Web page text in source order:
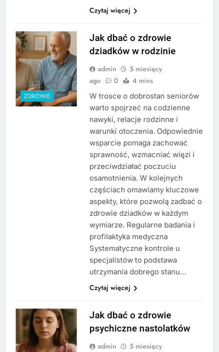
Czytaj więcej
ZDROWIE
Jak dbać o zdrowie
dziadków w rodzinie
admin
5 miesięcy
ago
0 4 mins
W trosce o dobrostan seniorów
warto spojrzeć na codzienne
nawyki, relacje rodzinne i
warunki otoczenia. Odpowiednie
wsparcie pomaga zachować
sprawność, wzmacniać więzi i
przeciwdziałać poczuciu
osamotnienia. W kolejnych
częściach omawiamy kluczowe
aspekty, które pozwolą zadbać o
zdrowie dziadków w każdym
wymiarze. Regularne badania i
profilaktyka medyczna
Systematyczne kontrole u
specjalistów to podstawa
utrzymania dobrego stanu…
Czytaj więcej
Jak dbać o zdrowie
psychiczne nastolatków
admin
5 miesięcy